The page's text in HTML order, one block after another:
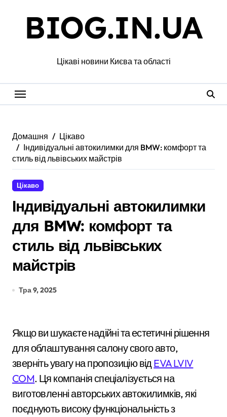
BIOG.IN.UA
Цікаві новини Києва та області
Домашня
Цікаво
Індивідуальні автокилимки для BMW: комфорт та
стиль від львівських майстрів
Цікаво
Індивідуальні автокилимки
для BMW: комфорт та
стиль від львівських
майстрів
Тра 9, 2025
Якщо ви шукаєте надійні та естетичні рішення
для облаштування салону свого авто,
зверніть увагу на пропозицію відEVA LVIV
COM. Ця компанія спеціалізується на
виготовленні авторських автокилимків, які
поєднують високу функціональність з